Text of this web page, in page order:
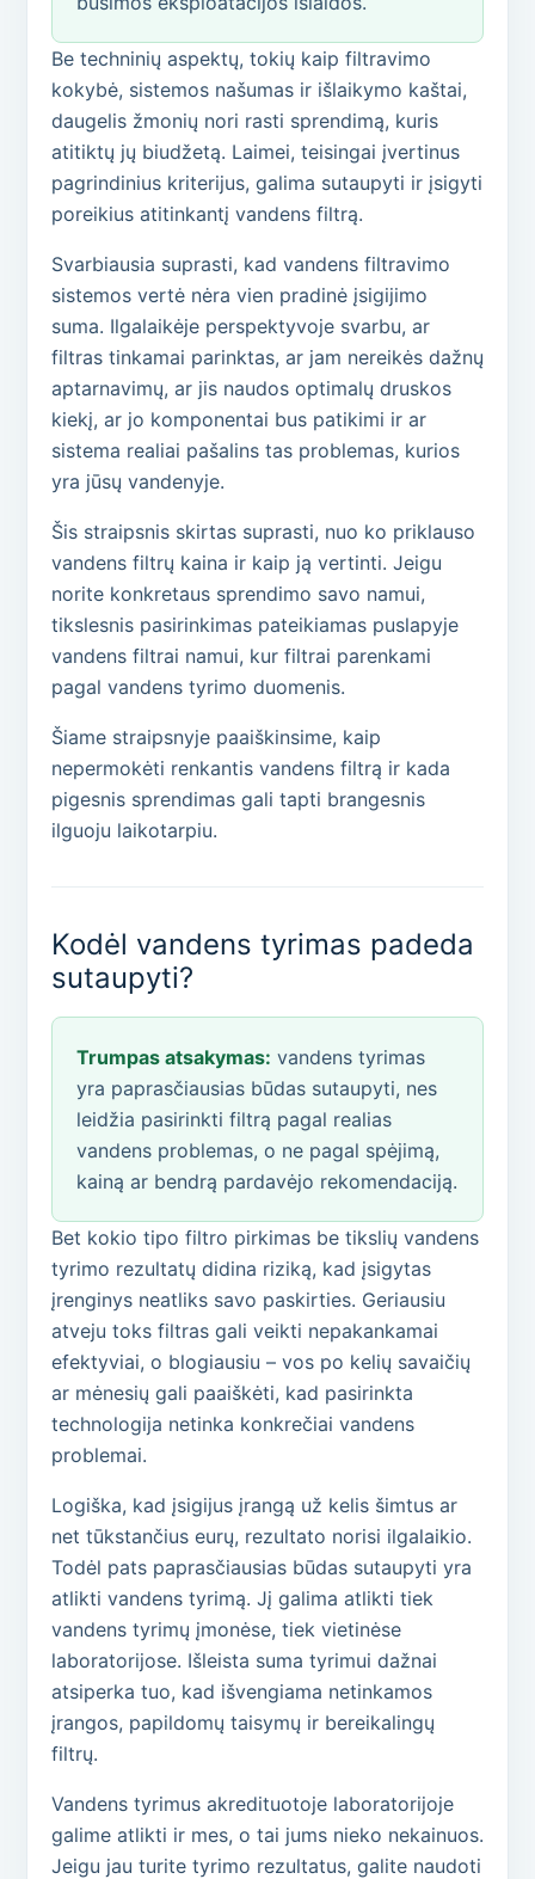
Be techninių aspektų, tokių kaip filtravimo
kokybė, sistemos našumas ir išlaikymo kaštai,
daugelis žmonių nori rasti sprendimą, kuris
atitiktų jų biudžetą. Laimei, teisingai įvertinus
pagrindinius kriterijus, galima sutaupyti ir įsigyti
poreikius atitinkantį vandens filtrą.
Svarbiausia suprasti, kad vandens filtravimo
sistemos vertė nėra vien pradinė įsigijimo
suma. Ilgalaikėje perspektyvoje svarbu, ar
filtras tinkamai parinktas, ar jam nereikės dažnų
aptarnavimų, ar jis naudos optimalų druskos
kiekį, ar jo komponentai bus patikimi ir ar
sistema realiai pašalins tas problemas, kurios
yra jūsų vandenyje.
Šis straipsnis skirtas suprasti, nuo ko priklauso
vandens filtrų kaina ir kaip ją vertinti. Jeigu
norite konkretaus sprendimo savo namui,
tikslesnis pasirinkimas pateikiamas puslapyje
vandens filtrai namui, kur filtrai parenkami
pagal vandens tyrimo duomenis.
Šiame straipsnyje paaiškinsime, kaip
nepermokėti renkantis vandens filtrą ir kada
pigesnis sprendimas gali tapti brangesnis
ilguoju laikotarpiu.
Kodėl vandens tyrimas padeda
sutaupyti?
Trumpas atsakymas: vandens tyrimas
yra paprasčiausias būdas sutaupyti, nes
leidžia pasirinkti filtrą pagal realias
vandens problemas, o ne pagal spėjimą,
kainą ar bendrą pardavėjo rekomendaciją.
Bet kokio tipo filtro pirkimas be tikslių vandens
tyrimo rezultatų didina riziką, kad įsigytas
įrenginys neatliks savo paskirties. Geriausiu
atveju toks filtras gali veikti nepakankamai
efektyviai, o blogiausiu – vos po kelių savaičių
ar mėnesių gali paaiškėti, kad pasirinkta
technologija netinka konkrečiai vandens
problemai.
Logiška, kad įsigijus įrangą už kelis šimtus ar
net tūkstančius eurų, rezultato norisi ilgalaikio.
Todėl pats paprasčiausias būdas sutaupyti yra
atlikti vandens tyrimą. Jį galima atlikti tiek
vandens tyrimų įmonėse, tiek vietinėse
laboratorijose. Išleista suma tyrimui dažnai
atsiperka tuo, kad išvengiama netinkamos
įrangos, papildomų taisymų ir bereikalingų
filtrų.
Vandens tyrimus akredituotoje laboratorijoje
galime atlikti ir mes, o tai jums nieko nekainuos.
Jeigu jau turite tyrimo rezultatus, galite naudoti